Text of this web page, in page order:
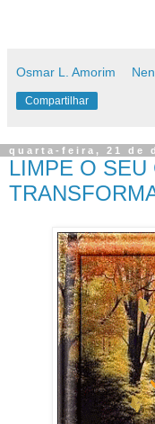
Osmar L. Amorim
Compartilhar
quarta-feira, 21 de
LIMPE O SEU